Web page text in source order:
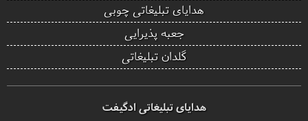
هدایای تبلیغاتی چوبی
جعبه پذیرایی
گلدان تبلیغاتی
هدایای تبلیغاتی ادگیفت